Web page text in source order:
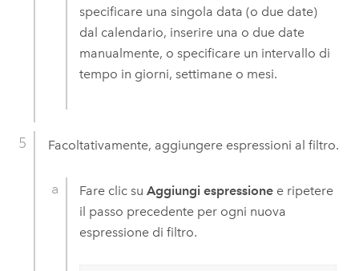
specificare una singola data (o due date)
dal calendario, inserire una o due date
manualmente, o specificare un intervallo di
tempo in giorni, settimane o mesi.
Facoltativamente, aggiungere espressioni al filtro.
Fare clic suAggiungi espressione e ripetere
il passo precedente per ogni nuova
espressione di filtro.